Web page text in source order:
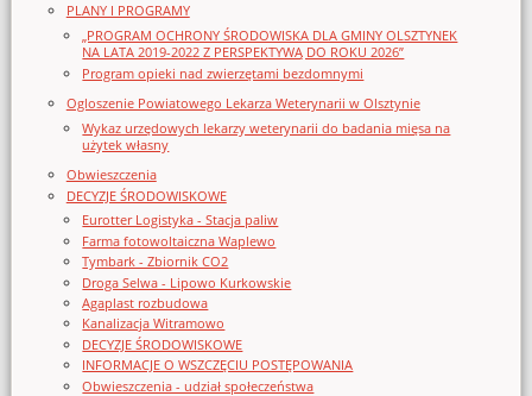
PLANY I PROGRAMY
„PROGRAM OCHRONY ŚRODOWISKA DLA GMINY OLSZTYNEK
NA LATA 2019-2022 Z PERSPEKTYWĄ DO ROKU 2026”
Program opieki nad zwierzętami bezdomnymi
Ogloszenie Powiatowego Lekarza Weterynarii w Olsztynie
Wykaz urzędowych lekarzy weterynarii do badania mięsa na
użytek własny
Obwieszczenia
DECYZJE ŚRODOWISKOWE
Eurotter Logistyka - Stacja paliw
Farma fotowoltaiczna Waplewo
Tymbark - Zbiornik CO2
Droga Selwa - Lipowo Kurkowskie
Agaplast rozbudowa
Kanalizacja Witramowo
DECYZJE ŚRODOWISKOWE
INFORMACJE O WSZCZĘCIU POSTĘPOWANIA
Obwieszczenia - udział społeczeństwa